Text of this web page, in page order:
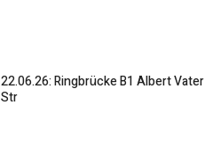
22.06.26: Ringbrücke B1 Albert Vater
Str